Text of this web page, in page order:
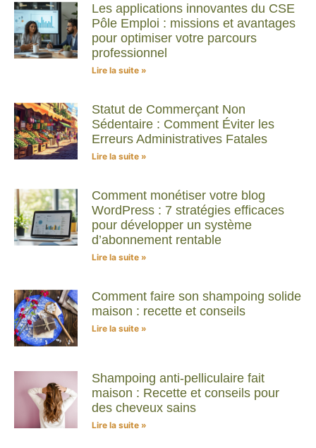
Les applications innovantes du CSE
Pôle Emploi : missions et avantages
pour optimiser votre parcours
professionnel
Lire la suite »
Statut de Commerçant Non
Sédentaire : Comment Éviter les
Erreurs Administratives Fatales
Lire la suite »
Comment monétiser votre blog
WordPress : 7 stratégies efficaces
pour développer un système
d’abonnement rentable
Lire la suite »
Comment faire son shampoing solide
maison : recette et conseils
Lire la suite »
Shampoing anti-pelliculaire fait
maison : Recette et conseils pour
des cheveux sains
Lire la suite »